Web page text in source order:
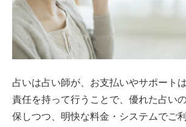
占いは占い師が、お支払いやサポート
責任を持って行うことで、優れた占い
保しつつ、明快な料金・システムでご